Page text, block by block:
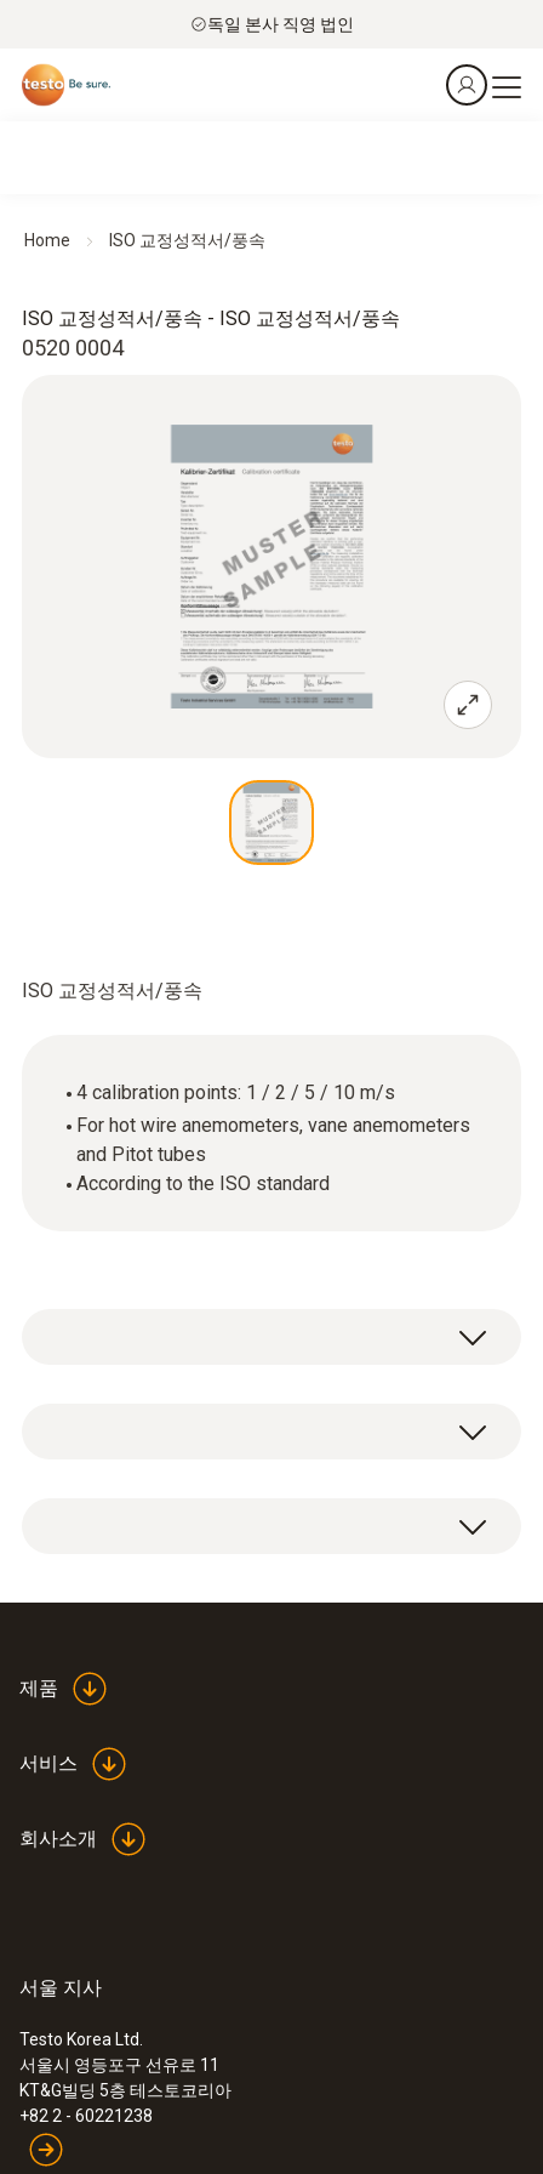
독일 본사 직영 법인
Home ISO 교정성적서/풍속
0520 0004
ISO 교정성적서/풍속 - ISO 교정성적서/풍속
ISO 교정성적서/풍속
4 calibration points: 1 / 2 / 5 / 10 m/s
For hot wire anemometers, vane anemometers
and Pitot tubes
According to the ISO standard
:0632 3510
testo 350K 분석기 박스 - 연소가스 분석
제품
서비스
회사소개
서울 지사
Testo Korea Ltd.
서울시 영등포구 선유로 11
KT&G빌딩 5층 테스토코리아
+82 2 - 60221238